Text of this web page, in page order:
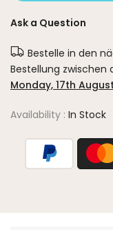
Ask a Question
Bestelle in den
Bestellung zwischen
Monday, 17th August
Availability : In Stock